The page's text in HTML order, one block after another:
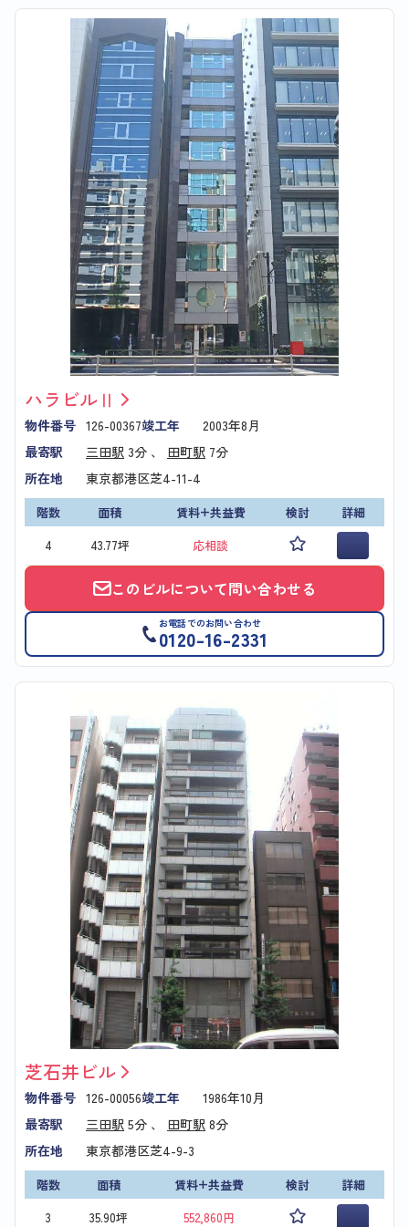
ハラビルⅡ
物件番号 126-00367竣工年
2003年8月
最寄駅
三田駅 3分 、 田町駅 7分
所在地
東京都港区芝4-11-4
階数 面積 賃料+共益費 検討
詳細
4
43.77坪 応相談
このビルについて問い合わせる
お電話でのお問い合わせ
0120-16-2331
芝石井ビル
物件番号 126-00056竣工年
1986年10月
最寄駅
三田駅 5分 、 田町駅 8分
所在地
東京都港区芝4-9-3
階数 面積 賃料+共益費 検討
詳細
3
35.90坪 552,860円